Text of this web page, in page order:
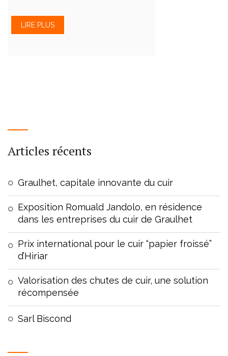
Articles récents
Graulhet, capitale innovante du cuir
Exposition Romuald Jandolo, en résidence
dans les entreprises du cuir de Graulhet
Prix international pour le cuir “papier froissé”
d’Hiriar
Valorisation des chutes de cuir, une solution
récompensée
Sarl Biscond
LIRE PLUS